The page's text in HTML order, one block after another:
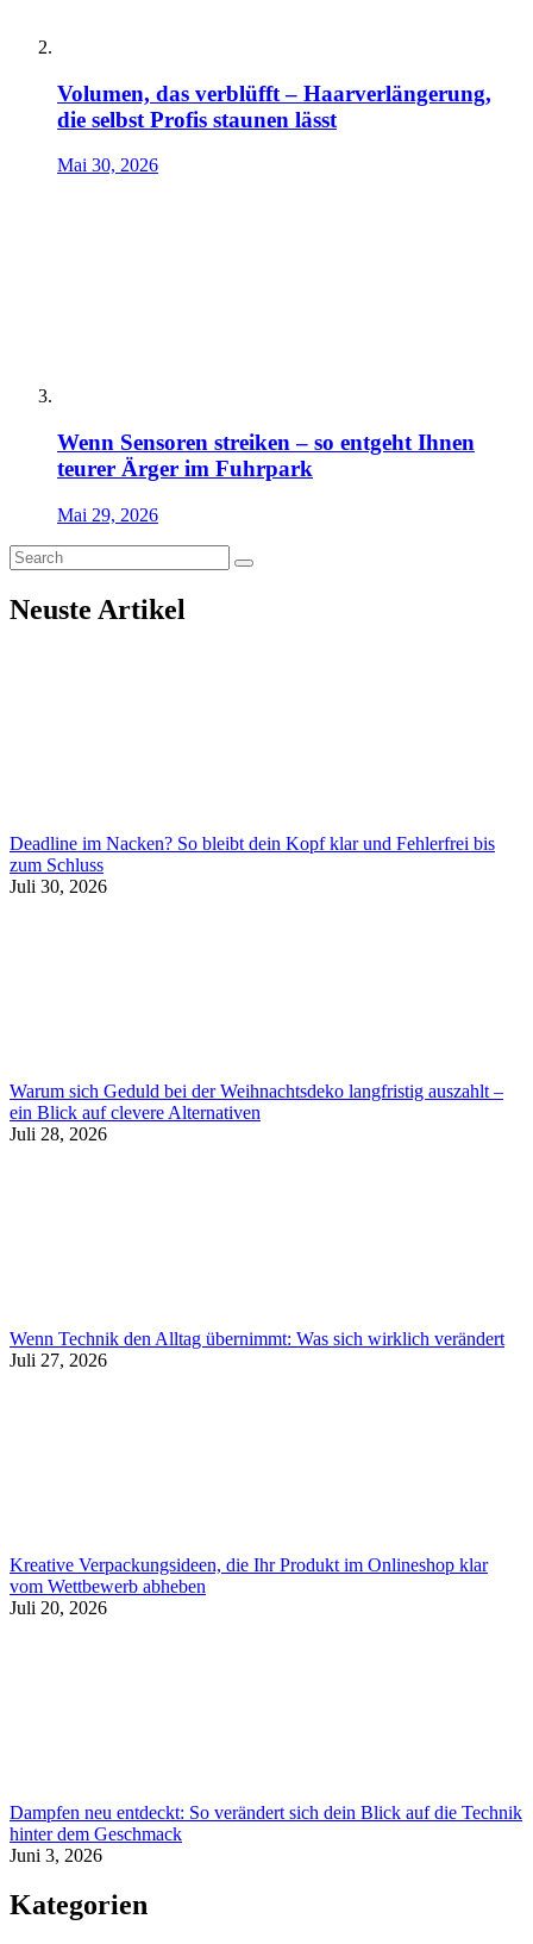
Volumen, das verblüfft – Haarverlängerung,
die selbst Profis staunen lässt
Mai 30, 2026
Wenn Sensoren streiken – so entgeht Ihnen
teurer Ärger im Fuhrpark
Mai 29, 2026
Neuste Artikel
Deadline im Nacken? So bleibt dein Kopf klar und Fehlerfrei bis
zum Schluss
Juli 30, 2026
Warum sich Geduld bei der Weihnachtsdeko langfristig auszahlt –
ein Blick auf clevere Alternativen
Juli 28, 2026
Wenn Technik den Alltag übernimmt: Was sich wirklich verändert
Juli 27, 2026
Kreative Verpackungsideen, die Ihr Produkt im Onlineshop klar
vom Wettbewerb abheben
Juli 20, 2026
Dampfen neu entdeckt: So verändert sich dein Blick auf die Technik
hinter dem Geschmack
Juni 3, 2026
Kategorien